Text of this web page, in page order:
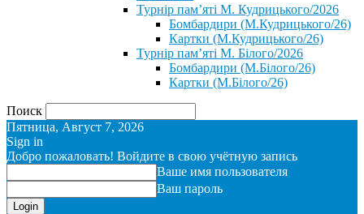
Турнір пам’яті М. Кудрицького/2026
Бомбардири (М.Кудрицького/26)
Картки (М.Кудрицького/26)
Турнір пам’яті М. Білого/2026
Бомбардири (М.Білого/26)
Картки (М.Білого/26)
Поиск
Пятница, Август 7, 2026
Sign in
Добро пожаловать! Войдите в свою учётную запись
Ваше имя пользователя
Ваш пароль